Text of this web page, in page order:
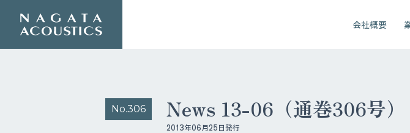
会社概要
No.306 News 13-06（通巻306号）
2013年06月25日発行